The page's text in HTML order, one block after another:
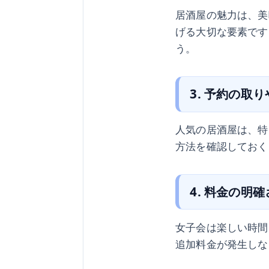
居酒屋の魅力は、
げる大切な要素で
う。
3. 予約の取り
人気の居酒屋は、
方法を確認してお
4. 料金の明確
女子会は楽しい時
追加料金が発生し